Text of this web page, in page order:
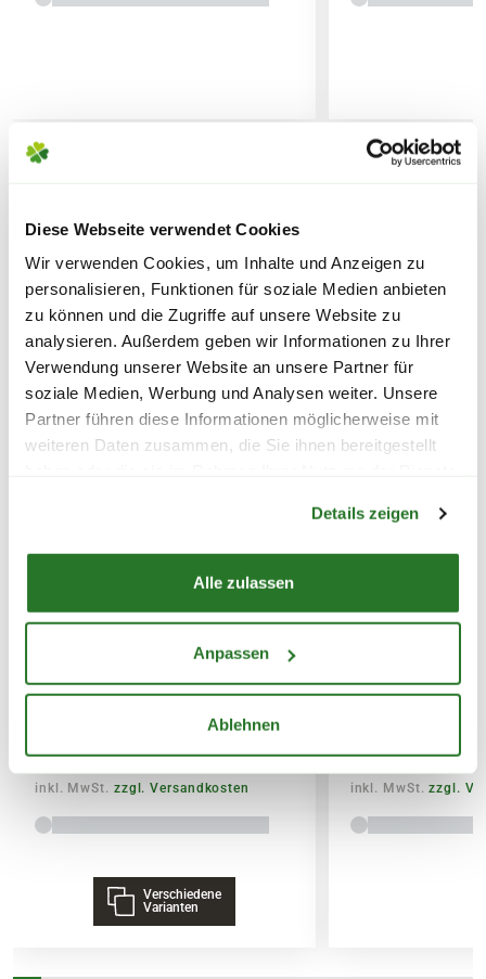
Diese Webseite verwendet Cookies
Wir verwenden Cookies, um Inhalte und Anzeigen zu
personalisieren, Funktionen für soziale Medien anbieten
zu können und die Zugriffe auf unsere Website zu
analysieren. Außerdem geben wir Informationen zu Ihrer
Verwendung unserer Website an unsere Partner für
soziale Medien, Werbung und Analysen weiter. Unsere
Partner führen diese Informationen möglicherweise mit
weiteren Daten zusammen, die Sie ihnen bereitgestellt
Details zeigen
Alle zulassen
Anpassen
Ablehnen
FOLGENDE VERSANDKOSTEN
KÖNNEN ENTSTEHEN
PAKETVERSAND
6,95€für Standardpakete (z.B.Dünger oder
Zubehör)
7,95€für größere Pakete (z.B. Pflanzen oder
Erde)
SPEDITIONSVERSAND
29,95€
7,99
inkl. MwSt. zzgl. Versandkosten
Verschiedene
Varianten
3,79
inkl. MwSt.zzgl.